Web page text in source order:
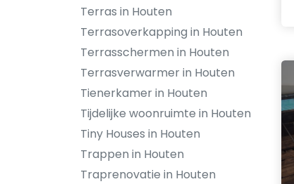
Terras in Houten
Terrasoverkapping in Houten
Terrasschermen in Houten
Terrasverwarmer in Houten
Tienerkamer in Houten
Tijdelijke woonruimte in Houten
Tiny Houses in Houten
Trappen in Houten
Traprenovatie in Houten